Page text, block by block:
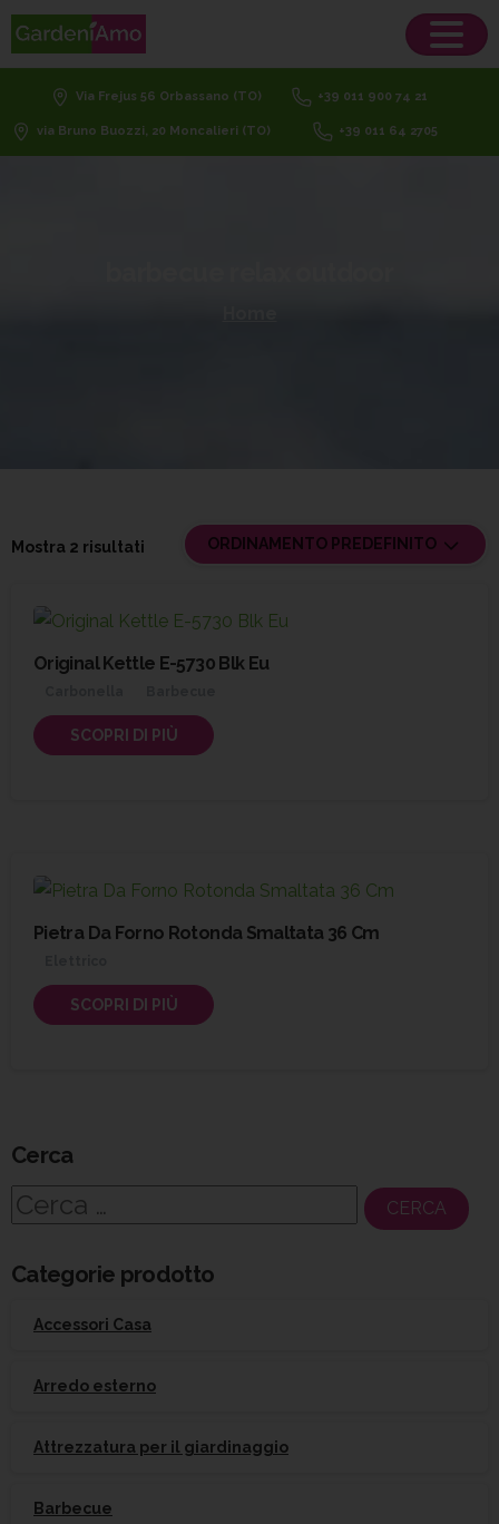
Via Frejus 56 Orbassano (TO) +39 011 900 74 21
via Bruno Buozzi, 20 Moncalieri (TO) +39 011 64 2705
Mostra 2 risultati ORDINAMENTO PREDEFINITO
Original Kettle E-5730 Blk Eu
SCOPRI DI PIÙ
Pietra Da Forno Rotonda Smaltata 36 Cm
SCOPRI DI PIÙ
Cerca
Ricerca
Categorie prodotto
Accessori Casa
Arredo esterno
Attrezzatura per il giardinaggio
Barbecue